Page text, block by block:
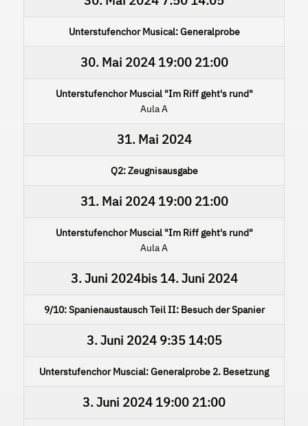
Unterstufenchor Musical: Generalprobe
30. Mai 202419:00 21:00
Unterstufenchor Muscial "Im Riff geht's rund"
Aula A
31. Mai 2024
Q2: Zeugnisausgabe
31. Mai 202419:00 21:00
Unterstufenchor Muscial "Im Riff geht's rund"
Aula A
3. Juni 2024bis 14. Juni 2024
9/10: Spanienaustausch Teil II: Besuch der Spanier
3. Juni 20249:35 14:05
Unterstufenchor Muscial: Generalprobe 2. Besetzung
3. Juni 2024 19:00 21:00